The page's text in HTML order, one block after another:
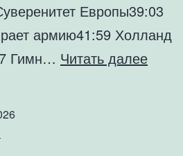
Европы39:03
армию41:59 Холланд
Гимн… Читать далееРДК